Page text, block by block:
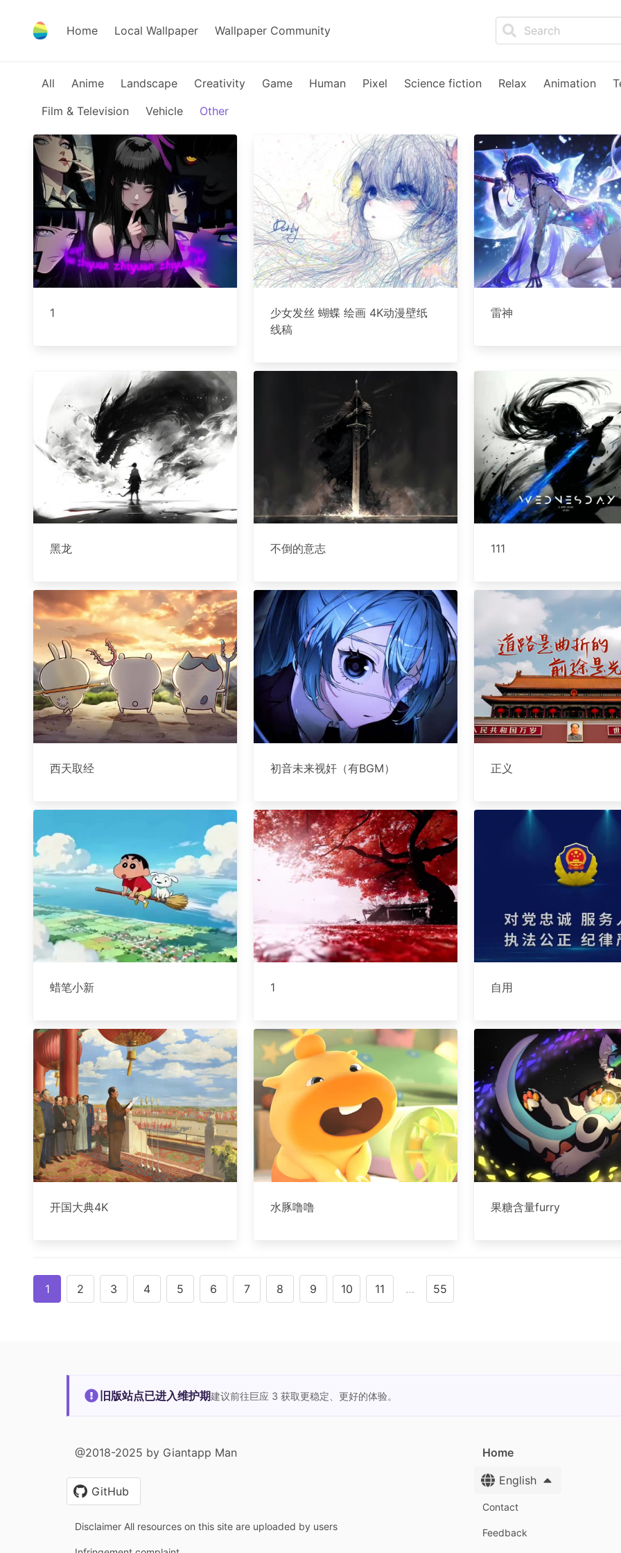
Home Local Wallpaper Wallpaper Community
All Anime Landscape Creativity Game Human Pixel Science fiction Relax Animation
Film & Television
Vehicle Other
1
少女发丝 蝴蝶 绘画 4K动漫壁纸
线稿
雷神
黑龙 不倒的意志 111
西天取经 初音未来视奸（有BGM） 正义
蜡笔小新 1 自用
开国大典4K 水豚噜噜 果糖含量furry
1 2 3 4 5 6 7 8 9 10 11 … 55
旧版站点已进入维护期建议前往巨应 3 获取更稳定、更好的体验。
@2018-2025 by Giantapp Man
GitHub
Disclaimer All resources on this site are uploaded by users
Home
English
Contact
Feedback